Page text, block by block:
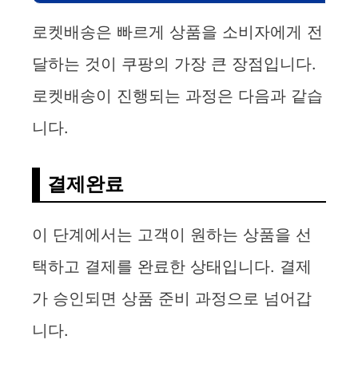
로켓배송은 빠르게 상품을 소비자에게 전
달하는 것이 쿠팡의 가장 큰 장점입니다.
로켓배송이 진행되는 과정은 다음과 같습
니다.
결제완료
이 단계에서는 고객이 원하는 상품을 선
택하고 결제를 완료한 상태입니다. 결제
가 승인되면 상품 준비 과정으로 넘어갑
니다.